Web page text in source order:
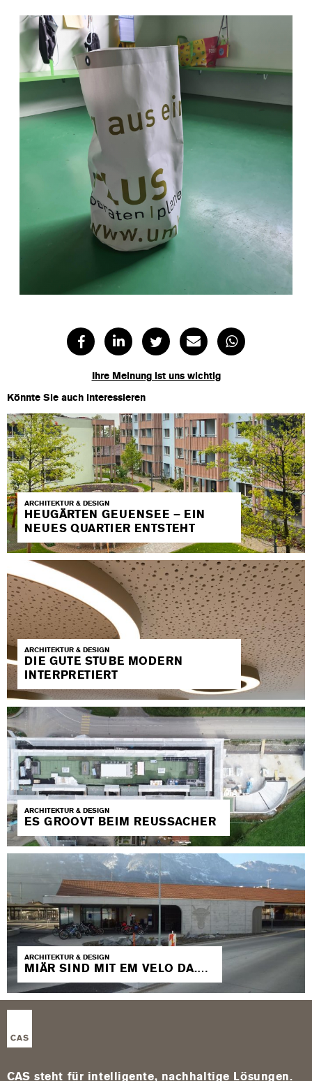
Ihre Meinung ist uns wichtig
Könnte Sie auch interessieren
ARCHITEKTUR & DESIGN
HEUGÄRTEN GEUENSEE – EIN
NEUES QUARTIER ENTSTEHT
ARCHITEKTUR & DESIGN
DIE GUTE STUBE MODERN
INTERPRETIERT
ARCHITEKTUR & DESIGN
ES GROOVT BEIM REUSSACHER
ARCHITEKTUR & DESIGN
MIÄR SIND MIT EM VELO DA.…
CAS steht für intelligente, nachhaltige Lösungen.